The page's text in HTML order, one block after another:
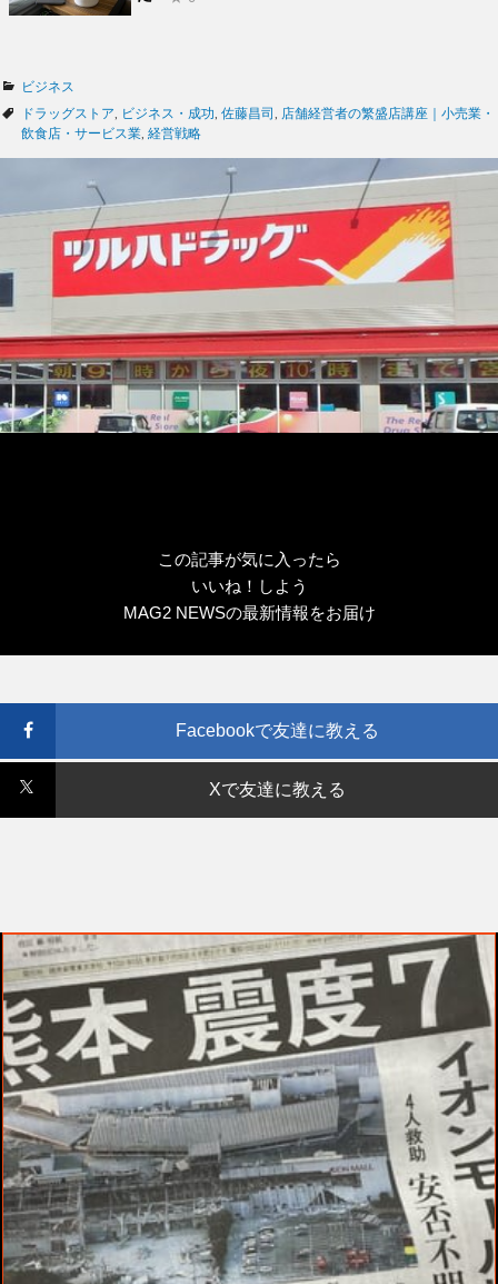
カ
テ
ゴ
ビジネス
タ
グ
ドラッグストア ビジネス・成功 佐藤昌司
店舗経営者の繁盛店講座｜小売業・
飲食店・サービス業 経営戦略
この記事が気に入ったら
いいね！しよう
MAG2 NEWSの最新情報をお届け
Facebookで友達に教える
Xで友達に教える